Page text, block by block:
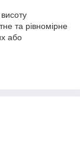
та рівномірне
або